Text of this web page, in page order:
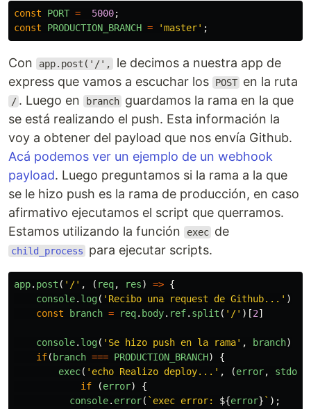
const PORT = 5000;
const
PRODUCTION_BRANCH = 'master' ;
Con app.post('/',
le decimos a nuestra app de
express que vamos a escuchar los
POST en la ruta
/ . Luego en branch guardamos la rama en la que
se está realizando el push. Esta información la
voy a obtener del payload que nos envía Github.
Acá podemos ver un ejemplo de un webhook
payload. Luego preguntamos si la rama a la que
se le hizo push es la rama de producción, en caso
afirmativo ejecutamos el script que querramos.
Estamos utilizando la función
exec de
child_process para ejecutar scripts.
app. post ( ' /' , ( req, res) => {
console. log( ' Recibo una request de Github... ' )
const
branch = req. body. ref. split ( ' /' )[2]
console. log( ' Se hizo push en la rama' , branch)
if( branch === PRODUCTION_BRANCH)
{
exec( ' echo Realizo deploy... ' , (error, stdout
if
(error)
{
console. error( `exec error: ${error} ` );